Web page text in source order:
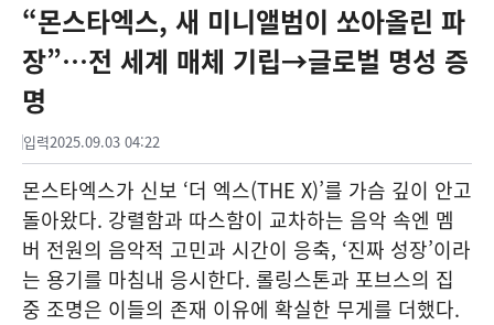
“몬스타엑스, 새 미니앨범이 쏘아올린 파
장”…전 세계 매체 기립→글로벌 명성 증
명
입력2025.09.03 04:22
몬스타엑스가 신보 ‘더 엑스(THE X)’를 가슴 깊이 안고
돌아왔다. 강렬함과 따스함이 교차하는 음악 속엔 멤
버 전원의 음악적 고민과 시간이 응축, ‘진짜 성장’이라
는 용기를 마침내 응시한다. 롤링스톤과 포브스의 집
중 조명은 이들의 존재 이유에 확실한 무게를 더했다.